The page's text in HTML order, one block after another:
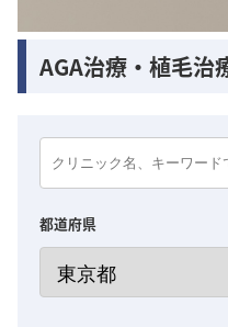
AGA治療・植毛治
都道府県